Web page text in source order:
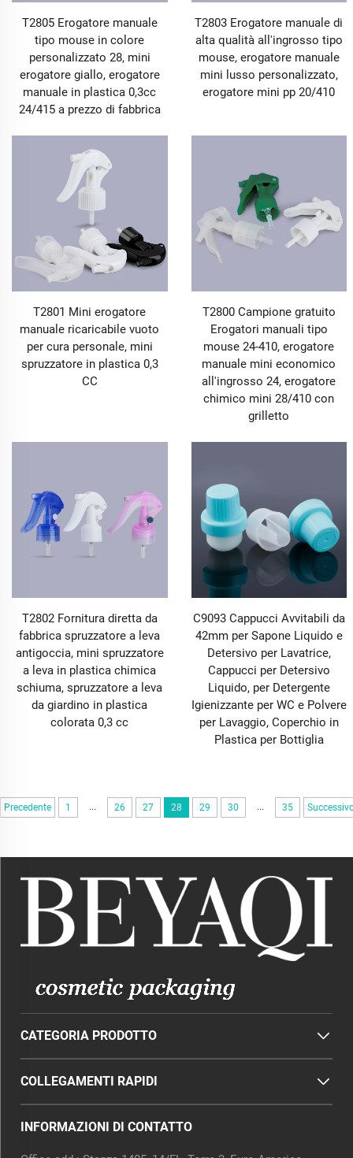
T2805 Erogatore manuale
tipo mouse in colore
personalizzato 28, mini
erogatore giallo, erogatore
manuale in plastica 0,3cc
24/415 a prezzo di fabbrica
T2803 Erogatore manuale di
alta qualità all'ingrosso tipo
mouse, erogatore manuale
mini lusso personalizzato,
erogatore mini pp 20/410
T2801 Mini erogatore
manuale ricaricabile vuoto
per cura personale, mini
spruzzatore in plastica 0,3
CC
T2800 Campione gratuito
Erogatori manuali tipo
mouse 24-410, erogatore
manuale mini economico
all'ingrosso 24, erogatore
chimico mini 28/410 con
grilletto
T2802 Fornitura diretta da
fabbrica spruzzatore a leva
antigoccia, mini spruzzatore
a leva in plastica chimica
schiuma, spruzzatore a leva
da giardino in plastica
colorata 0,3 cc
C9093 Cappucci Avvitabili da
42mm per Sapone Liquido e
Detersivo per Lavatrice,
Cappucci per Detersivo
Liquido, per Detergente
Igienizzante per WC e Polvere
per Lavaggio, Coperchio in
Plastica per Bottiglia
Precedente 1 ... 26 27 28 29 30 ... 35
CATEGORIA PRODOTTO
COLLEGAMENTI RAPIDI
INFORMAZIONI DI CONTATTO